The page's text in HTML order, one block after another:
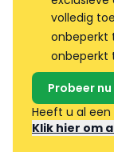
volledig
onbeperkt
onbeperkt
Probeer nu
Heeft u al
Klik hier om